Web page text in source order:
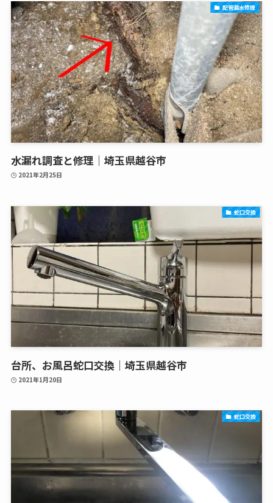
配管漏水修理
水漏れ調査と修理｜埼玉県越谷市
2021年2月25日
蛇口交換
台所、お風呂蛇口交換｜埼玉県越谷市
2021年1月20日
蛇口交換